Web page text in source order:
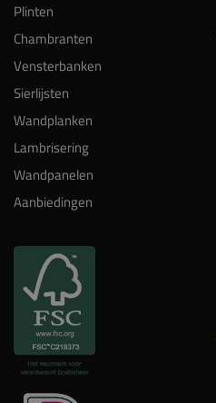
Plinten
Chambranten
Vensterbanken
Sierlijsten
Wandplanken
Lambrisering
Wandpanelen
Aanbiedingen